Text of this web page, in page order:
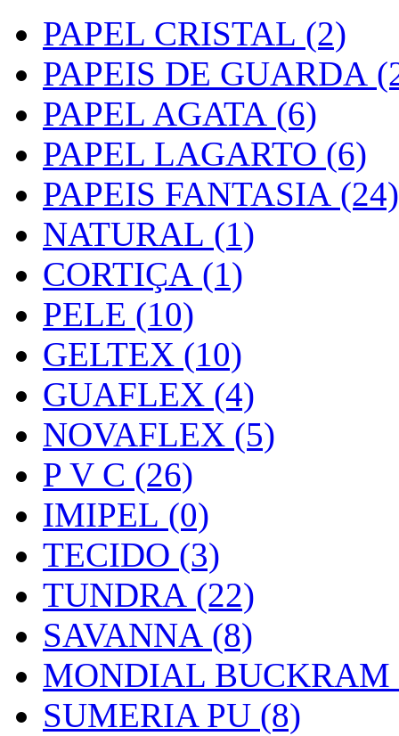
PAPEL CRISTAL (2)
PAPEIS DE GUARDA
PAPEL AGATA (6)
PAPEL LAGARTO (6)
PAPEIS FANTASIA (24)
NATURAL (1)
CORTIÇA (1)
PELE (10)
GELTEX (10)
GUAFLEX (4)
NOVAFLEX (5)
P V C (26)
IMIPEL (0)
TECIDO (3)
TUNDRA (22)
SAVANNA (8)
MONDIAL BUCKRAM
SUMERIA PU (8)